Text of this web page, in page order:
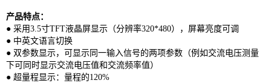
产品特点：
● 采用3.5寸TFT液晶屏显示（分辨率320*480），屏幕亮度可调
● 中英文语言切换
● 双参数显示，可显示同一输入信号的两项参数（例如交流电压测量
下可同时显示交流电压值和交流频率值）
● 超量程显示：量程的120%